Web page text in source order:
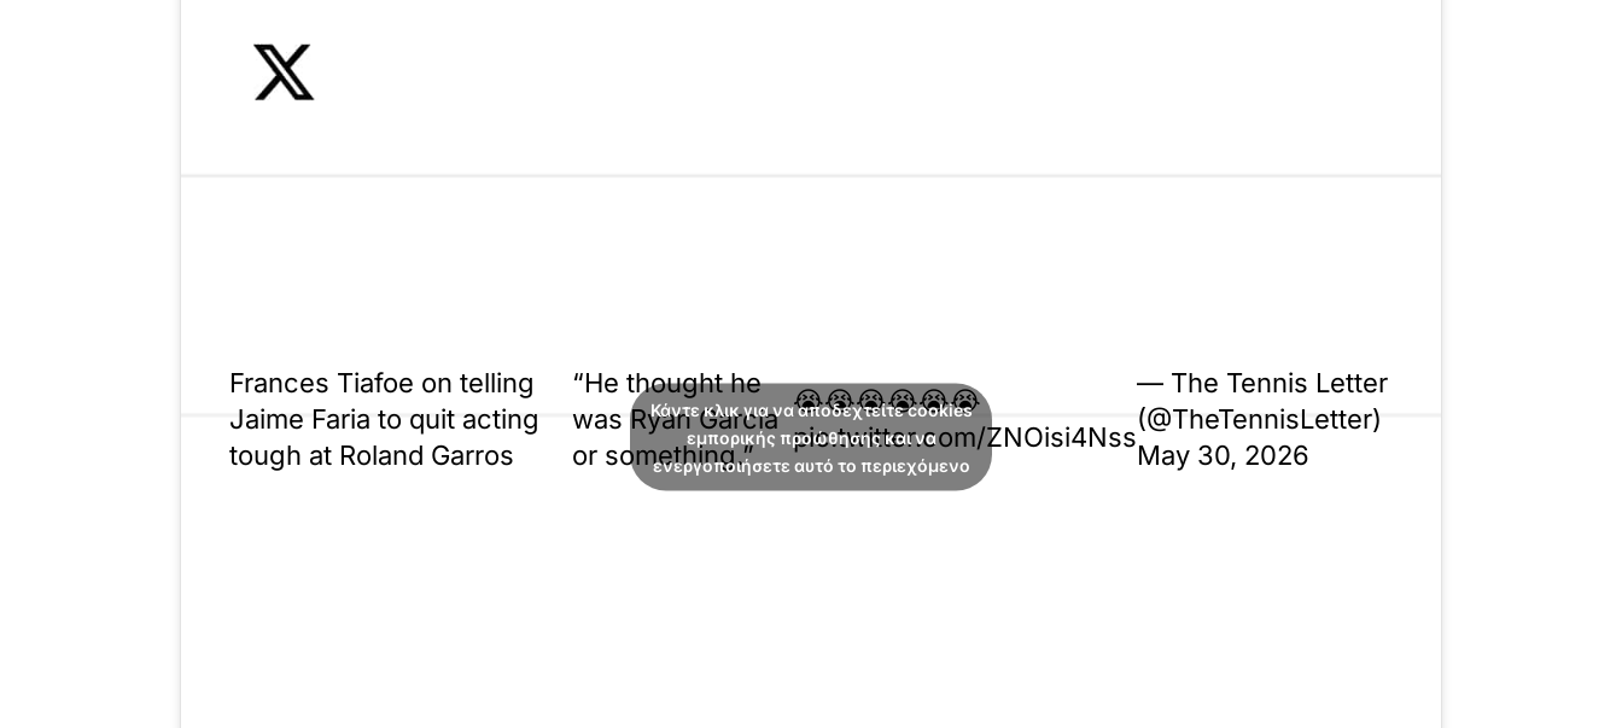
Frances Tiafoe on telling
Jaime Faria to quit acting
tough at Roland Garros
“He thought he
was Ryan Garcia
or something.”
😭😭😭😭😭😭
pic.twitter.com/ZNOisi4Nss
— The Tennis Letter
(@TheTennisLetter)
May 30, 2026
Κάντε κλικ για να αποδεχτείτε cookies
εμπορικής προώθησης και να
ενεργοποιήσετε αυτό το περιεχόμενο